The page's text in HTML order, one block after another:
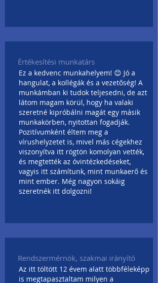
Értékesítési munkatárs
Ez a kedvenc munkahelyem! 😊 Jó a
hangulat, a kollégák és a vezetőség! A
munkámban ki tudok teljesedni, de azt
látom magam körül, hogy ha valaki
szeretné kipróbálni magát egy másik
munkakörben, nyitottan fogadják.
Pozitívumként éltem meg a
vírushelyzetet is, mivel más cégekhez
viszonyítva itt rögtön komolyan vették,
és megtették az óvintézkedéseket,
vagyis itt számítunk, mint munkaerő és
mint ember. Még nagyon sokáig
szeretnék itt dolgozni!
Rendszermérnök, szakmai irányító
Az itt töltött 12 évem alatt többféleképp
is megtapasztaltam milyen a